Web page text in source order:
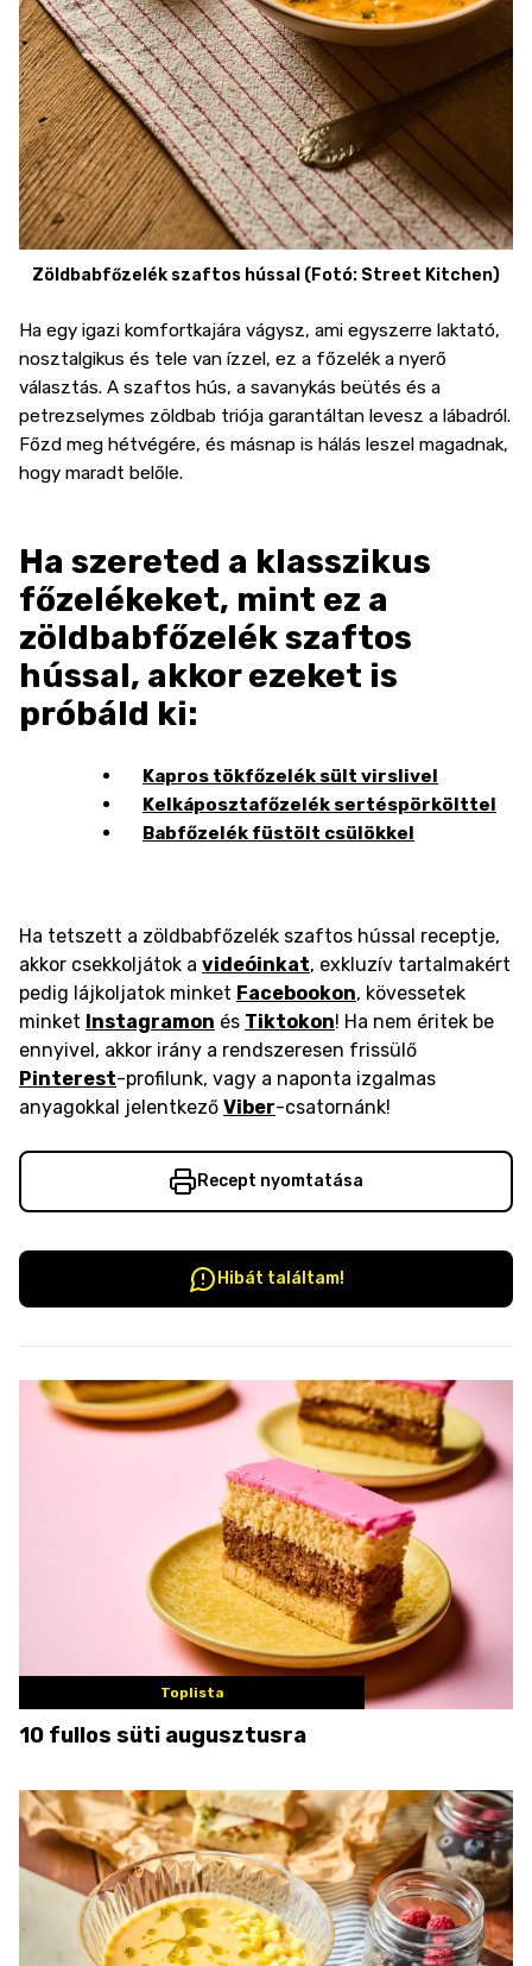
Zöldbabfőzelék szaftos hússal (Fotó: Street Kitchen)
Ha egy igazi komfortkajára vágysz, ami egyszerre laktató,
nosztalgikus és tele van ízzel, ez a főzelék a nyerő
választás. A szaftos hús, a savanykás beütés és a
petrezselymes zöldbab triója garantáltan levesz a lábadról.
Főzd meg hétvégére, és másnap is hálás leszel magadnak,
hogy maradt belőle.
Ha szereted a klasszikus
főzelékeket, mint ez a
zöldbabfőzelék szaftos
hússal, akkor ezeket is
próbáld ki:
Kapros tökfőzelék sült virslivel
Kelkáposztafőzelék sertéspörkölttel
Babfőzelék füstölt csülökkel
Ha tetszett a zöldbabfőzelék szaftos hússal receptje,
akkor csekkoljátok a videóinkat, exkluzív tartalmakért
pedig lájkoljatok minket Facebookon, kövessetek
minket Instagramon és Tiktokon! Ha nem éritek be
ennyivel, akkor irány a rendszeresen frissülő
Pinterest-profilunk, vagy a naponta izgalmas
anyagokkal jelentkező Viber-csatornánk!
Recept nyomtatása
Hibát találtam!
Toplista
10 fullos süti augusztusra